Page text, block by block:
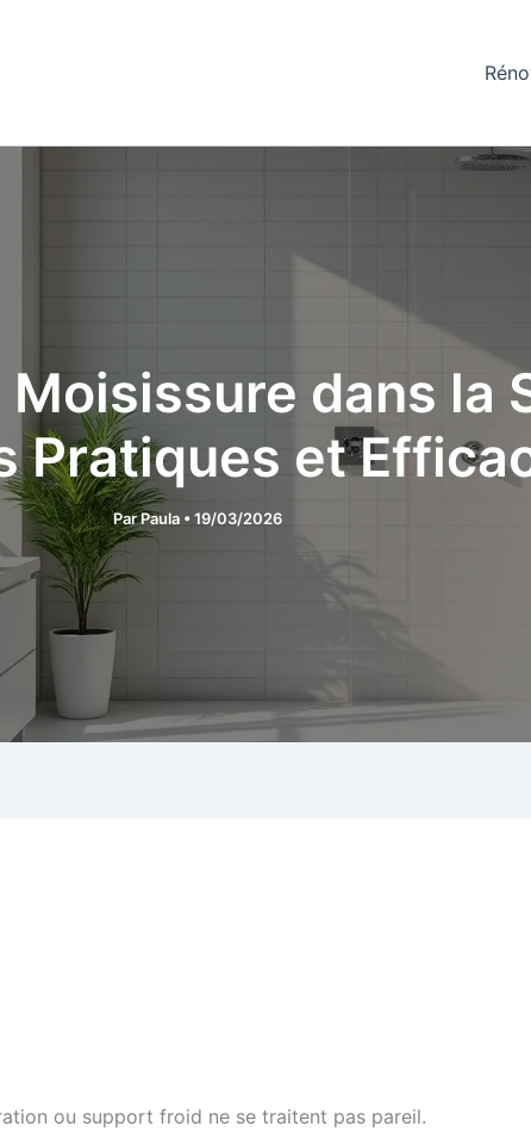
dans la
Pratiques et
ParPaula •19/03/2026
ou support froid ne se traitent pas pareil.